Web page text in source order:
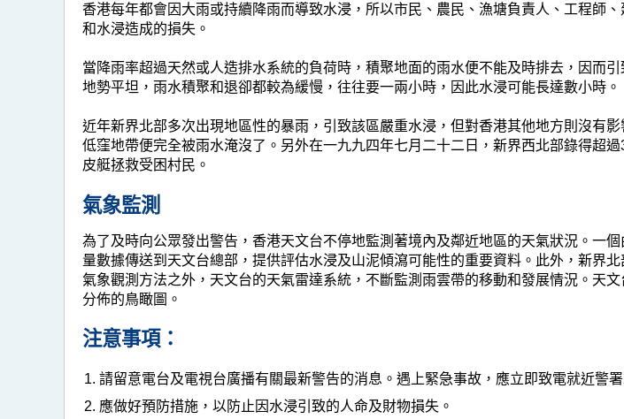
香港每年都會因大雨或持續降雨而導致水浸，所以市民、農民、漁塘負責人、工程師
和水浸造成的損失。
當降雨率超過天然或人造排水系統的負荷時，積聚地面的雨水便不能及時排去，因而
地勢平坦，雨水積聚和退卻都較為緩慢，往往要一兩小時，因此水浸可能長達數小時。
近年新界北部多次出現地區性的暴雨，引致該區嚴重水浸，但對香港其他地方則沒有
低窪地帶便完全被雨水淹沒了。另外在一九九四年七月二十二日，新界西北部錄得超
皮艇拯救受困村民。
氣象監測
為了及時向公眾發出警告，香港天文台不停地監測著境內及鄰近地區的天氣狀況。一
量數據傳送到天文台總部，提供評估水浸及山泥傾瀉可能性的重要資料。此外，新界
氣象觀測方法之外，天文台的天氣雷達系統，不斷監測雨雲帶的移動和發展情況。天
分佈的鳥瞰圖。
注意事項：
請留意電台及電視台廣播有關最新警告的消息。遇上緊急事故，應立即致電就近警署
應做好預防措施，以防止因水浸引致的人命及財物損失。